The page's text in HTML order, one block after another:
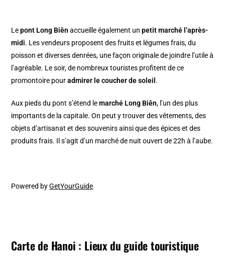
Lepont Long Biên accueille également unpetit marché l’après-
midi. Les vendeurs proposent des fruits et légumes frais, du
poisson et diverses denrées, une façon originale de joindre l’utile à
l’agréable. Le soir, de nombreux touristes profitent de ce
promontoire pouradmirer le coucher de soleil .
Aux pieds du pont s’étend lemarché Long Biên, l’un des plus
importants de la capitale. On peut y trouver des vêtements, des
objets d’artisanat et des souvenirs ainsi que des épices et des
produits frais. Il s’agit d’un marché de nuit ouvert de 22h à l’aube.
Powered byGetYourGuide
Carte de Hanoi : Lieux du guide touristique